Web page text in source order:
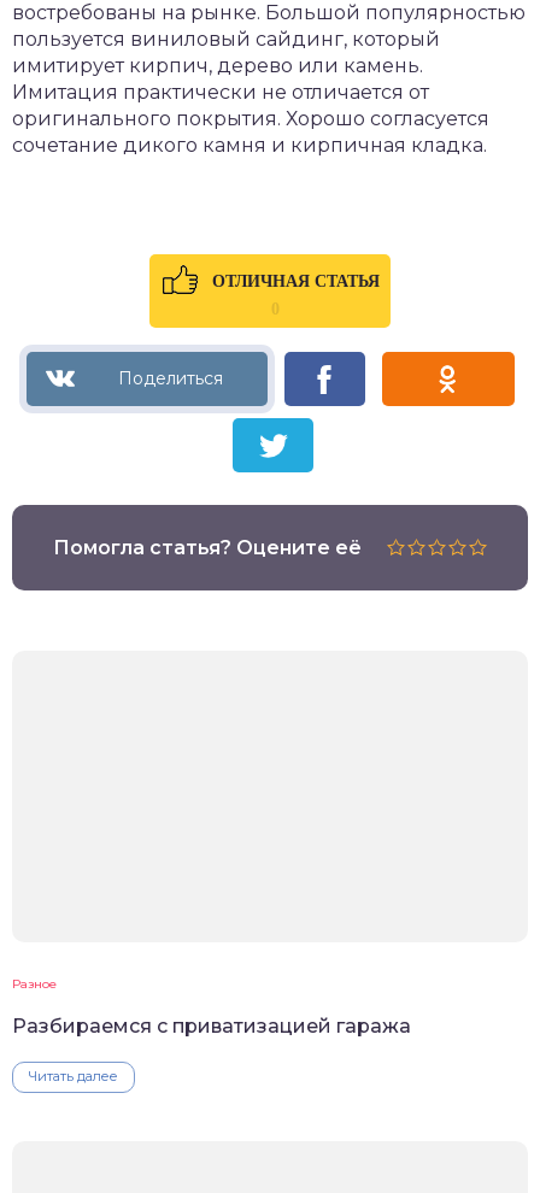
востребованы на рынке. Большой популярностью
пользуется виниловый сайдинг, который
имитирует кирпич, дерево или камень.
Имитация практически не отличается от
оригинального покрытия. Хорошо согласуется
сочетание дикого камня и кирпичная кладка.
ОТЛИЧНАЯ СТАТЬЯ
0
Помогла статья? Оцените её
Разное
Разбираемся с приватизацией гаража
Читать далее